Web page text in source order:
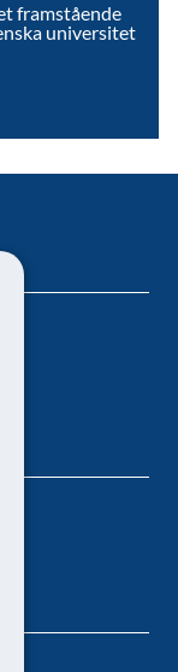
framstående
universitet